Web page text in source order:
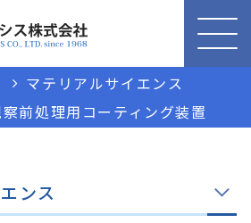
マテリアルサイエンス
前処理用コーティング装置
ンス